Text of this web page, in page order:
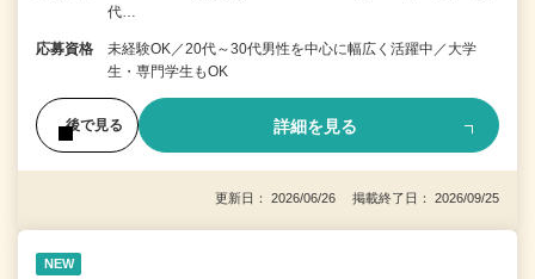
代…
応募資格
未経験OK／20代～30代男性を中心に幅広く活躍中／大学
生・専門学生もOK
後で見る 詳細を見る
更新日： 2026/06/26 掲載終了日： 2026/09/25
NEW